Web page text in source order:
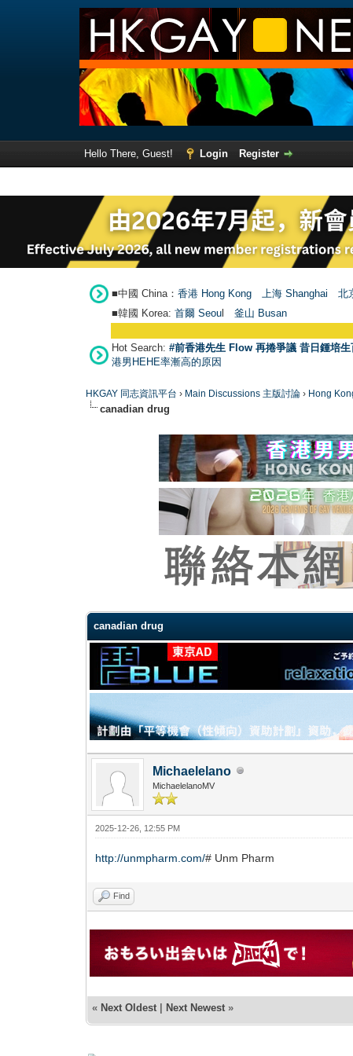
Hello There, Guest! Login
Register
■中國 China： 香港 Hong Kong 上海 Shanghai 北
■韓國 Korea: 首爾 Seou 釜山 Busan
Hot Search: #前香港先生 Flow 再捲爭議 昔日鍾培
港男HEHE率漸高的原因
HKGAY 同志資訊平台 › Main Discussions 主版討論 › Hong
canadian drug
canadian drug
Michaelelano
MichaelelanoMV
2025-12-26, 12:55 PM
http://unmpharm.com/# Unm Pharm
Find
« Next Oldest | Next Newest »